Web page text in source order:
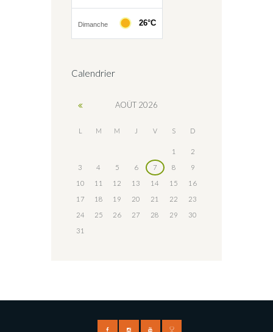
Calendrier
AOÛT 2026
L M M J V S D
1
2
3
4 5 6 7 8
9
10
11 12 13 14 15
16
17
18 19 20 21 22
23
24
25 26 27 28 29
30
31